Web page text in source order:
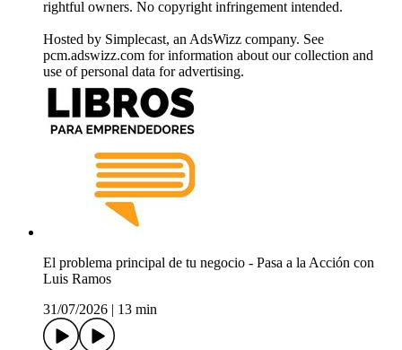
rightful owners. No copyright infringement intended.
Hosted by Simplecast, an AdsWizz company. See
pcm.adswizz.com for information about our collection and
use of personal data for advertising.
El problema principal de tu negocio - Pasa a la Acción con
Luis Ramos
31/07/2026
13 min